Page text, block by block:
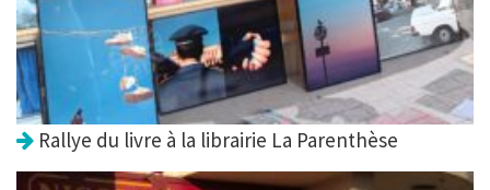
Rallye du livre à la librairie La Parenthèse